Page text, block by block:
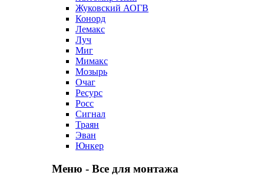
Жуковский АОГВ
Конорд
Лемакс
Луч
Миг
Мимакс
Мозырь
Очаг
Ресурс
Росс
Сигнал
Траян
Эван
Юнкер
Меню - Все для монтажа